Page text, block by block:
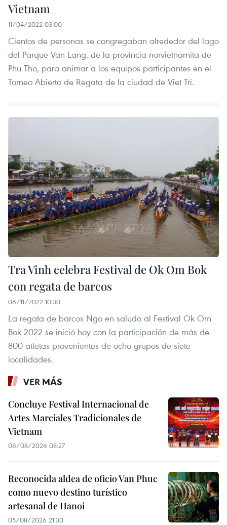
Vietnam
11/04/2022 03:00
Cientos de personas se congregaban alrededor del lago
del Parque Van Lang, de la provincia norvietnamita de
Phu Tho, para animar a los equipos participantes en el
Torneo Abierto de Regata de la ciudad de Viet Tri.
Tra Vinh celebra Festival de Ok Om Bok
con regata de barcos
06/11/2022 10:30
La regata de barcos Ngo en saludo al Festival Ok Om
Bok 2022 se inició hoy con la participación de más de
800 atletas provenientes de ocho grupos de siete
localidades.
VER MÁS
Concluye Festival Internacional de
Artes Marciales Tradicionales de
Vietnam
06/08/2026 08:27
Reconocida aldea de oficio Van Phuc
como nuevo destino turístico
artesanal de Hanoi
05/08/2026 21:30